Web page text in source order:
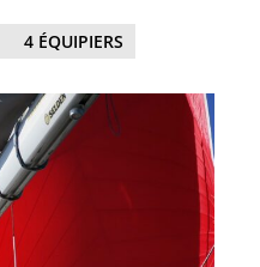
4 ÉQUIPIERS